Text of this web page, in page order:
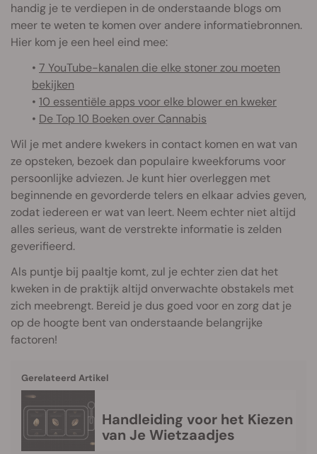
handig je te verdiepen in de onderstaande blogs om
meer te weten te komen over andere informatiebronnen.
Hier kom je een heel eind mee:
• 7 YouTube-kanalen die elke stoner zou moeten
bekijken
• 10 essentiële apps voor elke blower en kweker
• De Top 10 Boeken over Cannabis
Wil je met andere kwekers in contact komen en wat van
ze opsteken, bezoek dan populaire kweekforums voor
persoonlijke adviezen. Je kunt hier overleggen met
beginnende en gevorderde telers en elkaar advies geven,
zodat iedereen er wat van leert. Neem echter niet altijd
alles serieus, want de verstrekte informatie is zelden
geverifieerd.
Als puntje bij paaltje komt, zul je echter zien dat het
kweken in de praktijk altijd onverwachte obstakels met
zich meebrengt. Bereid je dus goed voor en zorg dat je
op de hoogte bent van onderstaande belangrijke
factoren!
Gerelateerd Artikel
Handleiding voor het Kiezen
van Je Wietzaadjes